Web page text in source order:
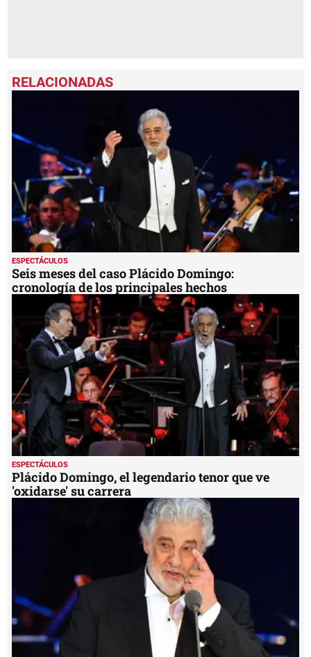
ESPECTÁCULOS
Seis meses del caso Plácido Domingo:
cronología de los principales hechos
ESPECTÁCULOS
Plácido Domingo, el legendario tenor que ve
'oxidarse' su carrera